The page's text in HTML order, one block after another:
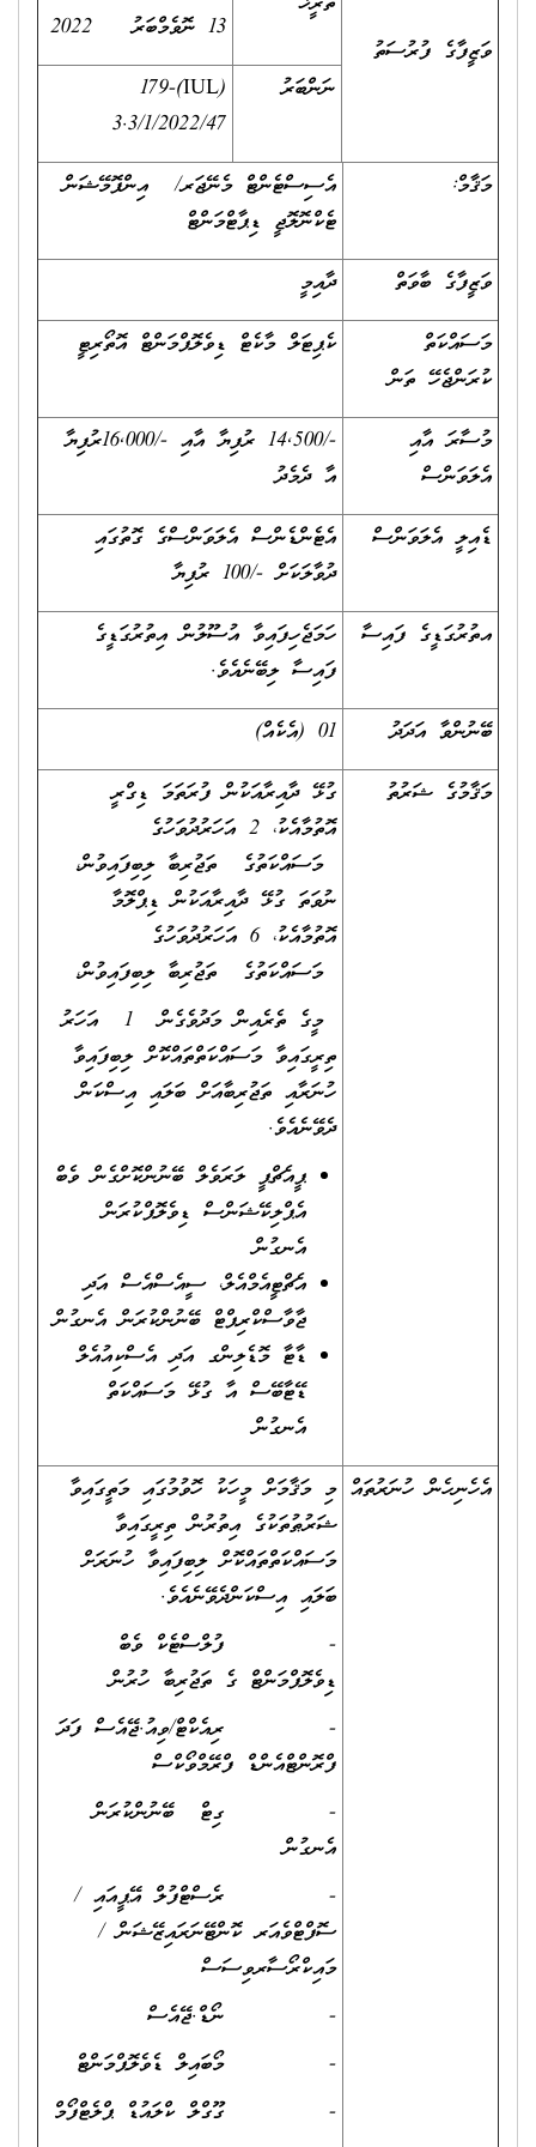
ވަޒީފާގެ ފުރުސަތު
13 ނޮވެމްބަރު 2022
ނަންބަރު
(IUL)179-
3.3/1/2022/47
މަޤާމް:
އެސިސްޓެންޓް މެނޭޖަރ/ އިންފޮމޭޝަން
ޓެކްނޮލޮޖީ ޑިޕާޓްމަންޓް
ވަޒީފާގެ ބާވަތް
ދާއިމީ
މަސައްކަތް
ކުރަންޖެހޭ ތަން
ކެޕިޓަލް މާކެޓް ޑިވެލޮޕްމަންޓް އޮތޯރިޓީ
މުސާރަ އާއި
އެލަވަންސް
-/14,500 ރުފިޔާ އާއި -/16,000ރުފިޔާ
އާ ދެމެދު
ޑެއިލީ އެލަވަންސް
އެޓެންޑެންސް އެލަވަންސްގެ ގޮތުގައި
ދުވާލަކަށް -/100 ރުފިޔާ
އތުރުގަޑީގެ ފައިސާ
ހަމަޖެހިފައިވާ އުސޫލުން އިތުރުގަޑީގެ
ފައިސާ ލިބޭނެއެވެ.
ބޭނުންވާ އަދަދު
01 (އެކެއް)
މަޤާމުގެ ޝަރުތު
ގުޅޭ ދާއިރާއަކުން ފުރަތަމަ ޑިގްރީ
އޮތުމާއެކު، 2 އަހަރުދުވަހުގެ
މަސައްކަތުގެ ތަޖުރިބާ ލިބިފައިވުން،
ނުވަތަ ގުޅޭ ދާއިރާއަކުން ޑިޕްލޮމާ
އޮތުމާއެކު، 6 އަހަރުދުވަހުގެ
މަސައްކަތުގެ ތަޖުރިބާ ލިބިފައިވުން،
މީގެ ތެރެއިން މަދުވެގެން 1 އަހަރު
ތިރީގައިވާ މަސައްކަތްތައްކޮށް ލިބިފައިވާ
ހުނަރާއި ތަޖުރިބާއަށް ބަލައި އިސްކަން
ދެވޭނެއެވެ.
ޕީއެޗްޕީ ލަރަވެލް ބޭނުންކޮށްގެން ވެބް
އެޕްލިކޭޝަންސް ޑިވެލޮޕްކުރަން
އެނގުން
އެޗްޓީއެމްއެލް، ސީއެސްއެސް އަދި
ޖާވާސްކްރިޕްޓް ބޭނުންކުރަން އެނގުން
ޑާޓާ މޮޑެލިންގ އަދި އެސްކިއުއެލް
ޑޭޓާބޭސް އާ ގުޅޭ މަސައްކަތް
އެނގުން
އެހެނިހެން ހުނަރުތައް މި މަޤާމަށް މީހަކު ހޮވުމުގައި މަތީގައިވާ
ޝަރުޠުތަކުގެ އިތުރުން ތިރީގައިވާ
މަސައްކަތްތައްކޮށް ލިބިފައިވާ ހުނަރަށް
ބަލައި އިސްކަންދެވޭނެއެވެ.
- ފުލްސްޓެކް ވެބް
ޑިވެލޮޕްމަންޓް ގެ ތަޖުރިބާ ހުރުން
- ރިއެކްޓް/ވިއު.ޖޭއެސް ފަދަ
ފްރޮންޓްއެންޑް ފްރޭމްވޯކްސް
- ގިޓް ބޭނުންކުރަން
އެނގުން
- ރެސްޓްފުލް އޭޕީއައި /
ސޮފްޓްވެއަރ ކޮންޓޭނަރައިޒޭޝަން /
މައިކްރޯސާރވިސަސް
- ނޯޑް.ޖޭއެސް
- މޯބައިލް ޑެވެލޮޕްމަންޓް
- ގޫގްލް ކްލައުޑް ޕްލެޓްފޯމް